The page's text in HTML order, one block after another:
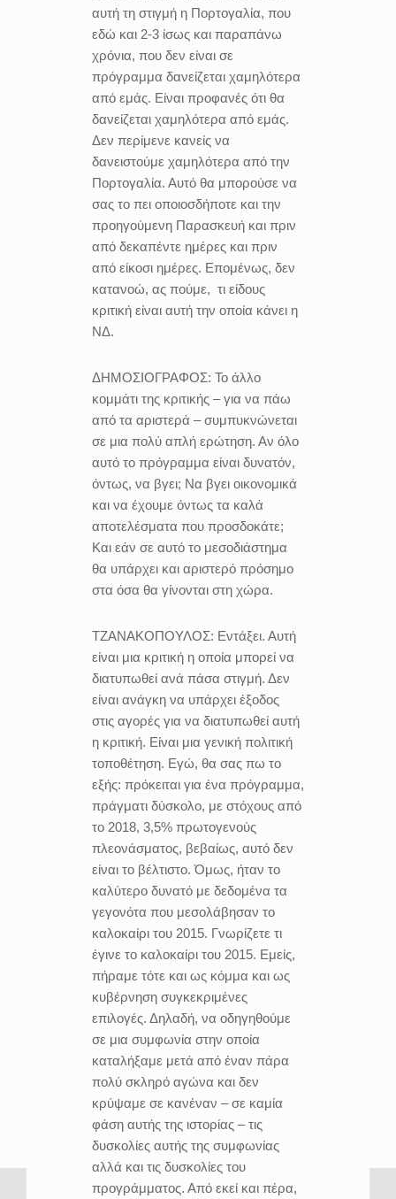
αυτή τη στιγμή η Πορτογαλία, που
εδώ και 2-3 ίσως και παραπάνω
χρόνια, που δεν είναι σε
πρόγραμμα δανείζεται χαμηλότερα
από εμάς. Είναι προφανές ότι θα
δανείζεται χαμηλότερα από εμάς.
Δεν περίμενε κανείς να
δανειστούμε χαμηλότερα από την
Πορτογαλία. Αυτό θα μπορούσε να
σας το πει οποιοσδήποτε και την
προηγούμενη Παρασκευή και πριν
από δεκαπέντε ημέρες και πριν
από είκοσι ημέρες. Επομένως, δεν
κατανοώ, ας πούμε, τι είδους
κριτική είναι αυτή την οποία κάνει η
ΝΔ.
ΔΗΜΟΣΙΟΓΡΑΦΟΣ: Το άλλο
κομμάτι της κριτικής – για να πάω
από τα αριστερά – συμπυκνώνεται
σε μια πολύ απλή ερώτηση. Αν όλο
αυτό το πρόγραμμα είναι δυνατόν,
όντως, να βγει; Να βγει οικονομικά
και να έχουμε όντως τα καλά
αποτελέσματα που προσδοκάτε;
Και εάν σε αυτό το μεσοδιάστημα
θα υπάρχει και αριστερό πρόσημο
στα όσα θα γίνονται στη χώρα.
ΤΖΑΝΑΚΟΠΟΥΛΟΣ: Εντάξει. Αυτή
είναι μια κριτική η οποία μπορεί να
διατυπωθεί ανά πάσα στιγμή. Δεν
είναι ανάγκη να υπάρχει έξοδος
στις αγορές για να διατυπωθεί αυτή
η κριτική. Είναι μια γενική πολιτική
τοποθέτηση. Εγώ, θα σας πω το
εξής: πρόκειται για ένα πρόγραμμα,
πράγματι δύσκολο, με στόχους από
το 2018, 3,5% πρωτογενούς
πλεονάσματος, βεβαίως, αυτό δεν
είναι το βέλτιστο. Όμως, ήταν το
καλύτερο δυνατό με δεδομένα τα
γεγονότα που μεσολάβησαν το
καλοκαίρι του 2015. Γνωρίζετε τι
έγινε το καλοκαίρι του 2015. Εμείς,
πήραμε τότε και ως κόμμα και ως
κυβέρνηση συγκεκριμένες
επιλογές. Δηλαδή, να οδηγηθούμε
σε μια συμφωνία στην οποία
καταλήξαμε μετά από έναν πάρα
πολύ σκληρό αγώνα και δεν
κρύψαμε σε κανέναν – σε καμία
φάση αυτής της ιστορίας – τις
δυσκολίες αυτής της συμφωνίας
αλλά και τις δυσκολίες του
προγράμματος. Από εκεί και πέρα,